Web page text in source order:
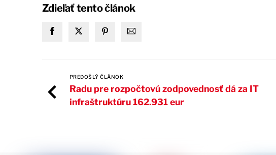
Zdieľať tento článok
PREDOŠLÝ ČLÁNOK
Radu pre rozpočtovú zodpovednosť dá za IT
infraštruktúru 162.931 eur